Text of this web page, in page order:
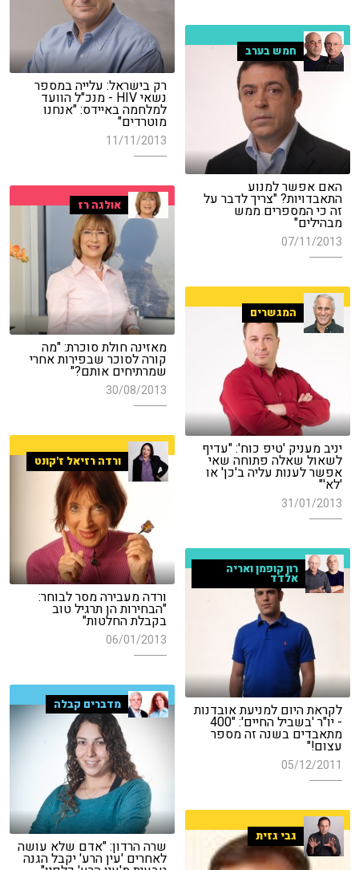
רק בישראל: עלייה במספר
נשאי HIV - מנכ"ל הוועד
למלחמה באיידס: "אנחנו
מוטרדים"
11/11/2013
חמש בערב
האם אפשר למנוע
התאבדויות? "צריך לדבר על
זה כי המספרים ממש
מבהילים"
07/11/2013
אולגה רז
מאזינה חולת סוכרת: "מה
קורה לסוכר שבפירות אחרי
שמרתיחים אותם?"
30/08/2013
המגשרים
יניב מעניק 'טיפ כוח': "עדיף
לשאול שאלה פתוחה שאי
אפשר לענות עליה ב'כן' או
'לא'"
31/01/2013
ורדה רזיאל ז'קונט
ורדה מעבירה מסר לבוחר:
"הבחירות הן תרגיל טוב
בקבלת החלטות"
06/01/2013
רון קופמן ואריה
אלדד
לקראת היום למניעת אובדנות
- יו"ר 'בשביל החיים': "400
מתאבדים בשנה זה מספר
עצום!"
05/12/2011
מדברים קבלה
שרה הרדון: "אדם שלא עושה
לאחרים 'עין הרע' יקבל הגנה
גבי גזית